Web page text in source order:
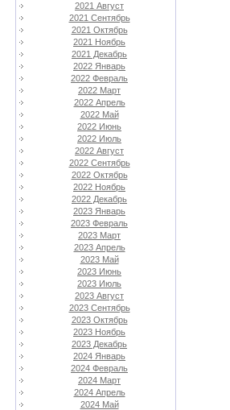
2021 Август
2021 Сентябрь
2021 Октябрь
2021 Ноябрь
2021 Декабрь
2022 Январь
2022 Февраль
2022 Март
2022 Апрель
2022 Май
2022 Июнь
2022 Июль
2022 Август
2022 Сентябрь
2022 Октябрь
2022 Ноябрь
2022 Декабрь
2023 Январь
2023 Февраль
2023 Март
2023 Апрель
2023 Май
2023 Июнь
2023 Июль
2023 Август
2023 Сентябрь
2023 Октябрь
2023 Ноябрь
2023 Декабрь
2024 Январь
2024 Февраль
2024 Март
2024 Апрель
2024 Май